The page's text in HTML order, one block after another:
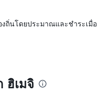
ถิ่นโดยประมาณและชำระเมื่อ
ฮิเมจิ